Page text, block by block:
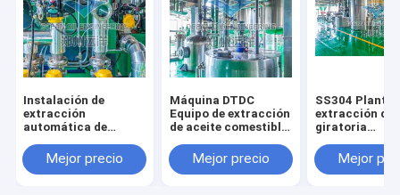
Instalación de
extracción
automática de
Equipo de acero
inoxidable
Mejor precio
Máquina DTDC
Equipo de extracción
de aceite comestible
vapor para la
transformación de
Mejor precio
SS304 Planta
extracción de
giratoria
refrigeración
agua
Mejor